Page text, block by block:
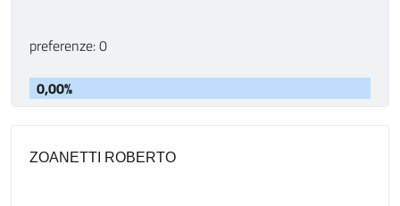
preferenze: 0
0,00%
ZOANETTI ROBERTO